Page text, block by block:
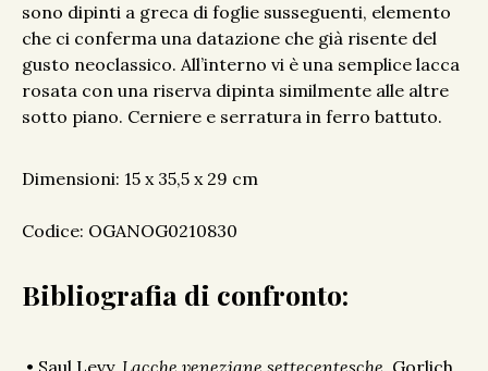
sono dipinti a greca di foglie susseguenti, elemento
che ci conferma una datazione che già risente del
gusto neoclassico. All’interno vi è una semplice lacca
rosata con una riserva dipinta similmente alle altre
sotto piano. Cerniere e serratura in ferro battuto.
Dimensioni: 15 x 35,5 x 29 cm
Codice: OGANOG0210830
Bibliografia di confronto:
• Saul Levy, Lacche veneziane settecentesche, Gorlich